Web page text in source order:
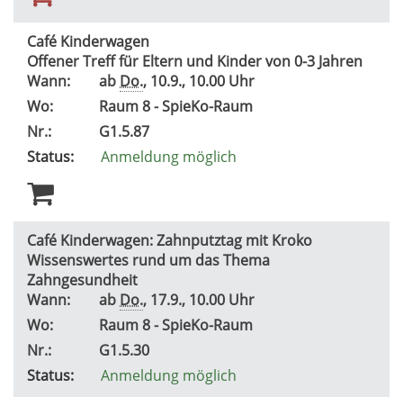
Café Kinderwagen
Offener Treff für Eltern und Kinder von 0-3 Jahren
Wann:
ab Do., 10.9., 10.00 Uhr
Wo:
Raum 8 - SpieKo-Raum
Nr.:
G1.5.87
Status:
Anmeldung möglich
Café Kinderwagen: Zahnputztag mit Kroko
Wissenswertes rund um das Thema
Zahngesundheit
Wann:
ab Do., 17.9., 10.00 Uhr
Wo:
Raum 8 - SpieKo-Raum
Nr.:
G1.5.30
Status:
Anmeldung möglich